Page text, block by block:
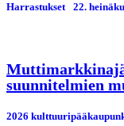
Harrastukset 22.
suunnitelmien
2026